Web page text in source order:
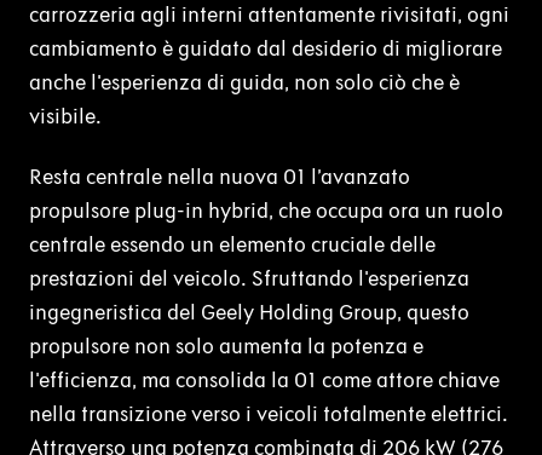
carrozzeria agli interni attentamente rivisitati, ogni
cambiamento è guidato dal desiderio di migliorare
anche l'esperienza di guida, non solo ciò che è
visibile.
Resta centrale nella nuova 01 l’avanzato
propulsore plug-in hybrid, che occupa ora un ruolo
centrale essendo un elemento cruciale delle
prestazioni del veicolo. Sfruttando l'esperienza
ingegneristica del Geely Holding Group, questo
propulsore non solo aumenta la potenza e
l'efficienza, ma consolida la 01 come attore chiave
nella transizione verso i veicoli totalmente elettrici.
Attraverso una potenza combinata di 206 kW (276